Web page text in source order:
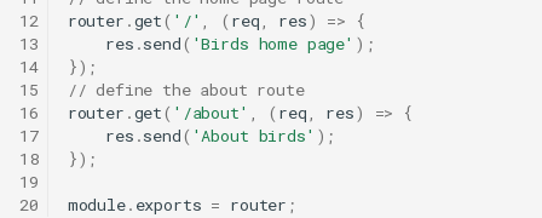
12
13
14
15
16
17
18
19
20
router .get( '/' , ( req, res) =>
{
res .send( 'Birds home page' );
});
// define the about route
router .get( '/about' , ( req, res) =>
{
res .send( 'About birds' );
});
module. exports = router ;